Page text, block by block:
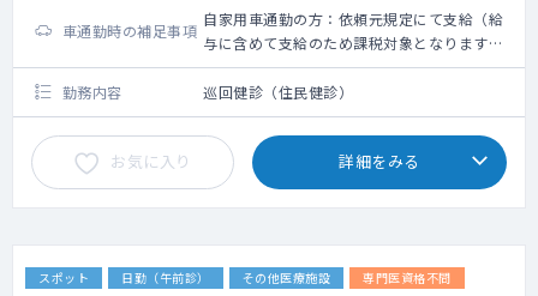
車通勤時の補足事項
自家用車通勤の方：依頼元規定にて支給（給
与に含めて支給のため課税対象となります。
備考欄参照ください）
勤務内容
巡回健診（住民健診）
お気に入り 詳細をみる
スポット 日勤（午前診） その他医療施設 専門医資格不問